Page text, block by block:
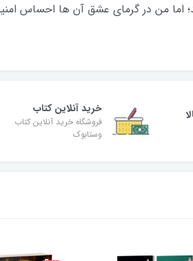
اما من در گرمای عشق آن ها احساس
خرید آنلاین کتاب
فروشگاه خرید آنلاین کتاب
وستابوک